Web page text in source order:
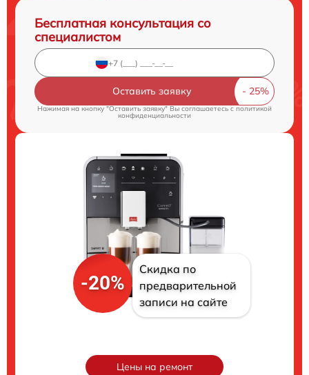
Бесплатная консультация со
специалистом
Оставить заявку
Нажимая на кнопку "Оставить заявку" Вы соглашаетесь cполитикой
конфиденциальности
-20%
Скидка по
предварительной
записи на сайте
Цены на ремонт